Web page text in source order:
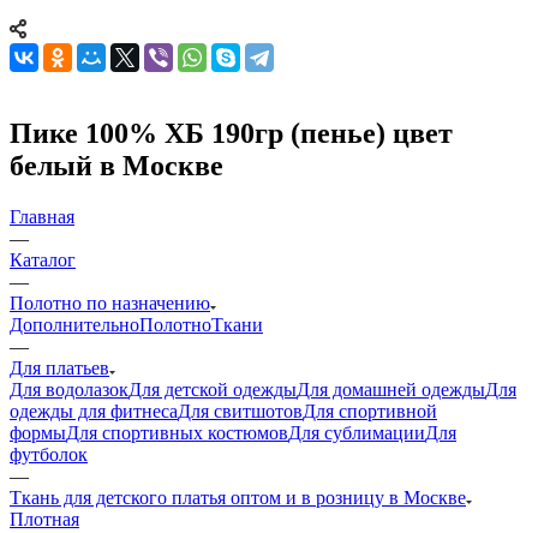
Пике 100% ХБ 190гр (пенье) цвет
белый в Москве
Главная
—
Каталог
—
Полотно по назначению
ДополнительноПолотноТкани
—
Для платьев
Для водолазокДля детской одеждыДля домашней одеждыДля
одежды для фитнесаДля свитшотовДля спортивной
формыДля спортивных костюмовДля сублимацииДля
футболок
—
Ткань для детского платья оптом и в розницу в Москве
Плотная